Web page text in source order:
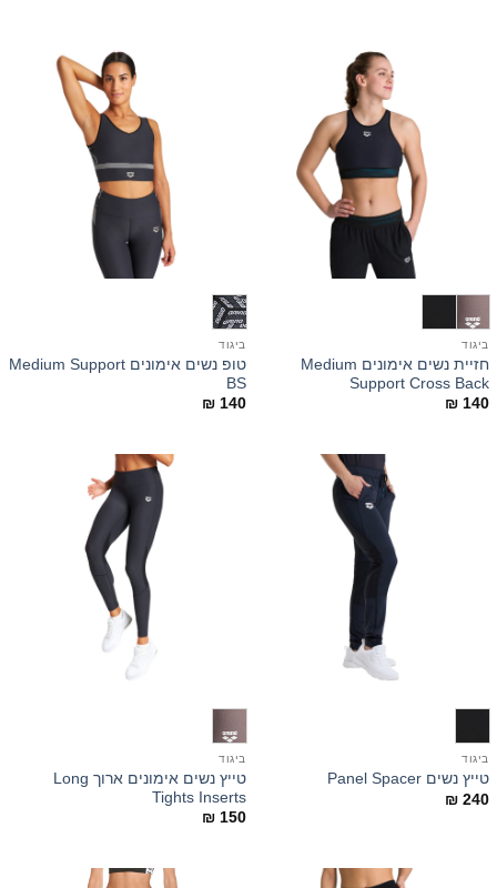
ביגוד
חזיית נשים אימונים Medium
Support Cross Back
₪ 140
ביגוד
טופ נשים אימונים Medium Support
BS
₪ 140
ביגוד
טייץ נשים Panel Spacer
₪ 240
ביגוד
טייץ נשים אימונים ארוך Long
Tights Inserts
₪ 150